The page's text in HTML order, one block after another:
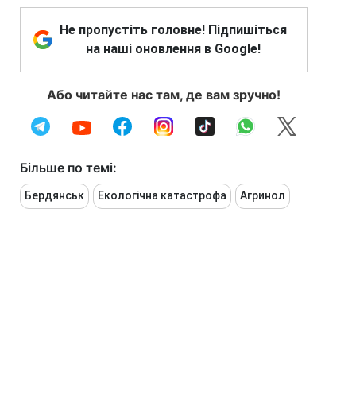
Не пропустіть головне! Підпишіться
на наші оновлення в Google!
Або читайте нас там, де вам зручно!
Більше по темі:
Бердянськ Екологічна катастрофа Агринол